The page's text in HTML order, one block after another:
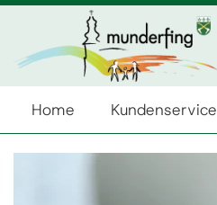
Home Kundenservice